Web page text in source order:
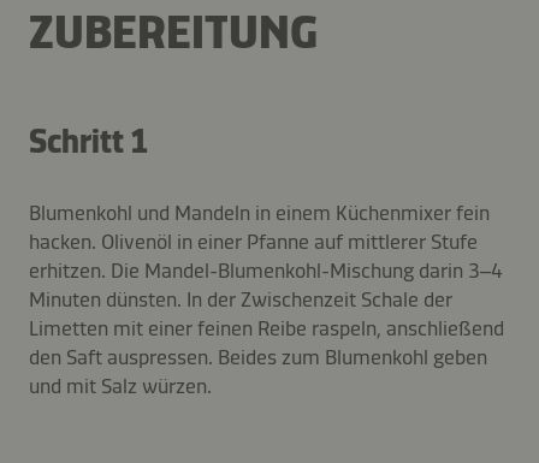
ZUBEREITUNG
Schritt 1
Blumenkohl und Mandeln in einem Küchenmixer fein
hacken. Olivenöl in einer Pfanne auf mittlerer Stufe
erhitzen. Die Mandel-Blumenkohl-Mischung darin 3–4
Minuten dünsten. In der Zwischenzeit Schale der
Limetten mit einer feinen Reibe raspeln, anschließend
den Saft auspressen. Beides zum Blumenkohl geben
und mit Salz würzen.